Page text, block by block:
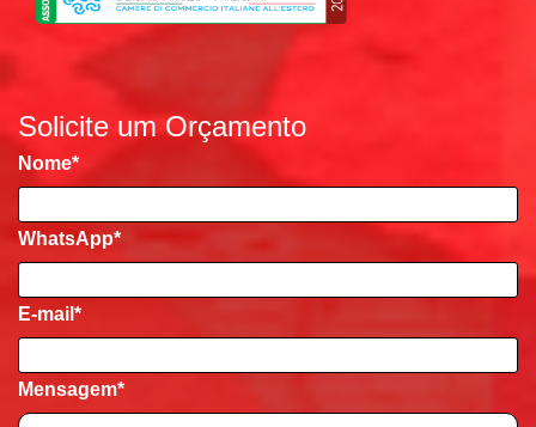
Solicite um Orçamento
Nome*
WhatsApp*
E-mail *
Mensagem*